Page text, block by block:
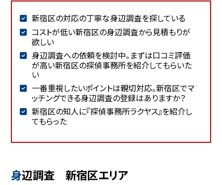
新宿区の対応の丁寧な身辺調査を探している
コストが低い新宿区の身辺調査から見積もりが
欲しい
身辺調査への依頼を検討中。まずは口コミ評価
が高い新宿区の探偵事務所を紹介してもらいた
い
一番重視したいポイントは親切対応。新宿区でマ
ッチングできる身辺調査の登録はありますか？
新宿区の知人に『探偵事務所ラクヤス』を紹介し
てもらった
身辺調査 新宿区エリア